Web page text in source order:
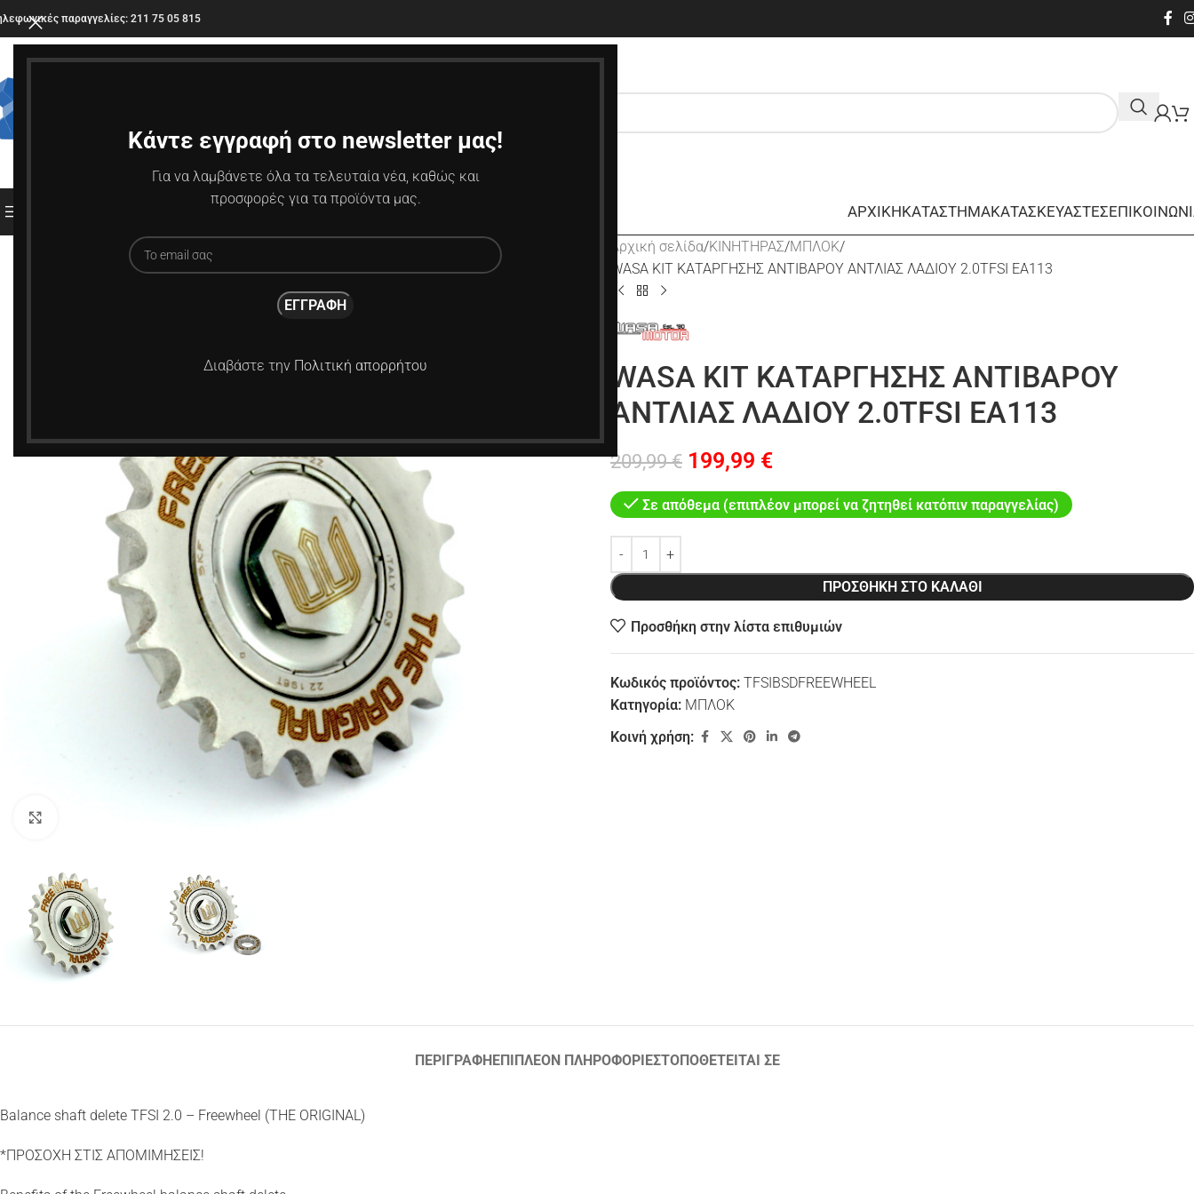
Κάντε εγγραφή στο newsletter μας!
Για να λαμβάνετε όλα τα τελευταία νέα, καθώς και
προσφορές για τα προϊόντα μας.
Διαβάστε την Πολιτική απορρήτου
παραγγελίες: 211 75 05 815
ΑΡΧΙΚΗΚΑΤΑΣΤΗΜΑΚΑΤΑΣΚΕΥΑΣΤΕΣ
ΚΑΥΤΌ
Αρχική σελίδα ΚΙΝΗΤΗΡΑΣ ΜΠΛΟΚ
WASA ΚΙΤ ΚΑΤΑΡΓΗΣΗΣ ΑΝΤΙΒΑΡΟΥ ΑΝΤΛΙΑΣ ΛΑΔΙΟΥ 2.0TFSI EA113
WASA ΚΙΤ ΚΑΤΑΡΓΗΣΗΣ ΑΝΤΙΒΑΡΟΥ
ΑΝΤΛΙΑΣ ΛΑΔΙΟΥ 2.0TFSI EA113
209,99€ 199,99 €
Σε απόθεμα (επιπλέον μπορεί να ζητηθεί κατόπιν παραγγελίας)
ΠΡΟΣΘΉΚΗ ΣΤΟ ΚΑΛΆΘΙ
Προσθήκη στην λίστα επιθυμιών
Κωδικός προϊόντος: TFSIBSDFREEWHEEL
Κατηγορία: ΜΠΛΟΚ
Κοινή χρήση:
ΠΕΡΙΓΡΑΦΉ ΕΠΙΠΛΈΟΝ ΠΛΗΡΟΦΟΡΊΕΣΤΟΠΟΘΕΤΕΊΤΑΙ ΣΕ
Balance shaft delete TFSI 2.0 – Freewheel (THE ORIGINAL)
*ΠΡΟΣΟΧΗ ΣΤΙΣ ΑΠΟΜΙΜΗΣΕΙΣ!